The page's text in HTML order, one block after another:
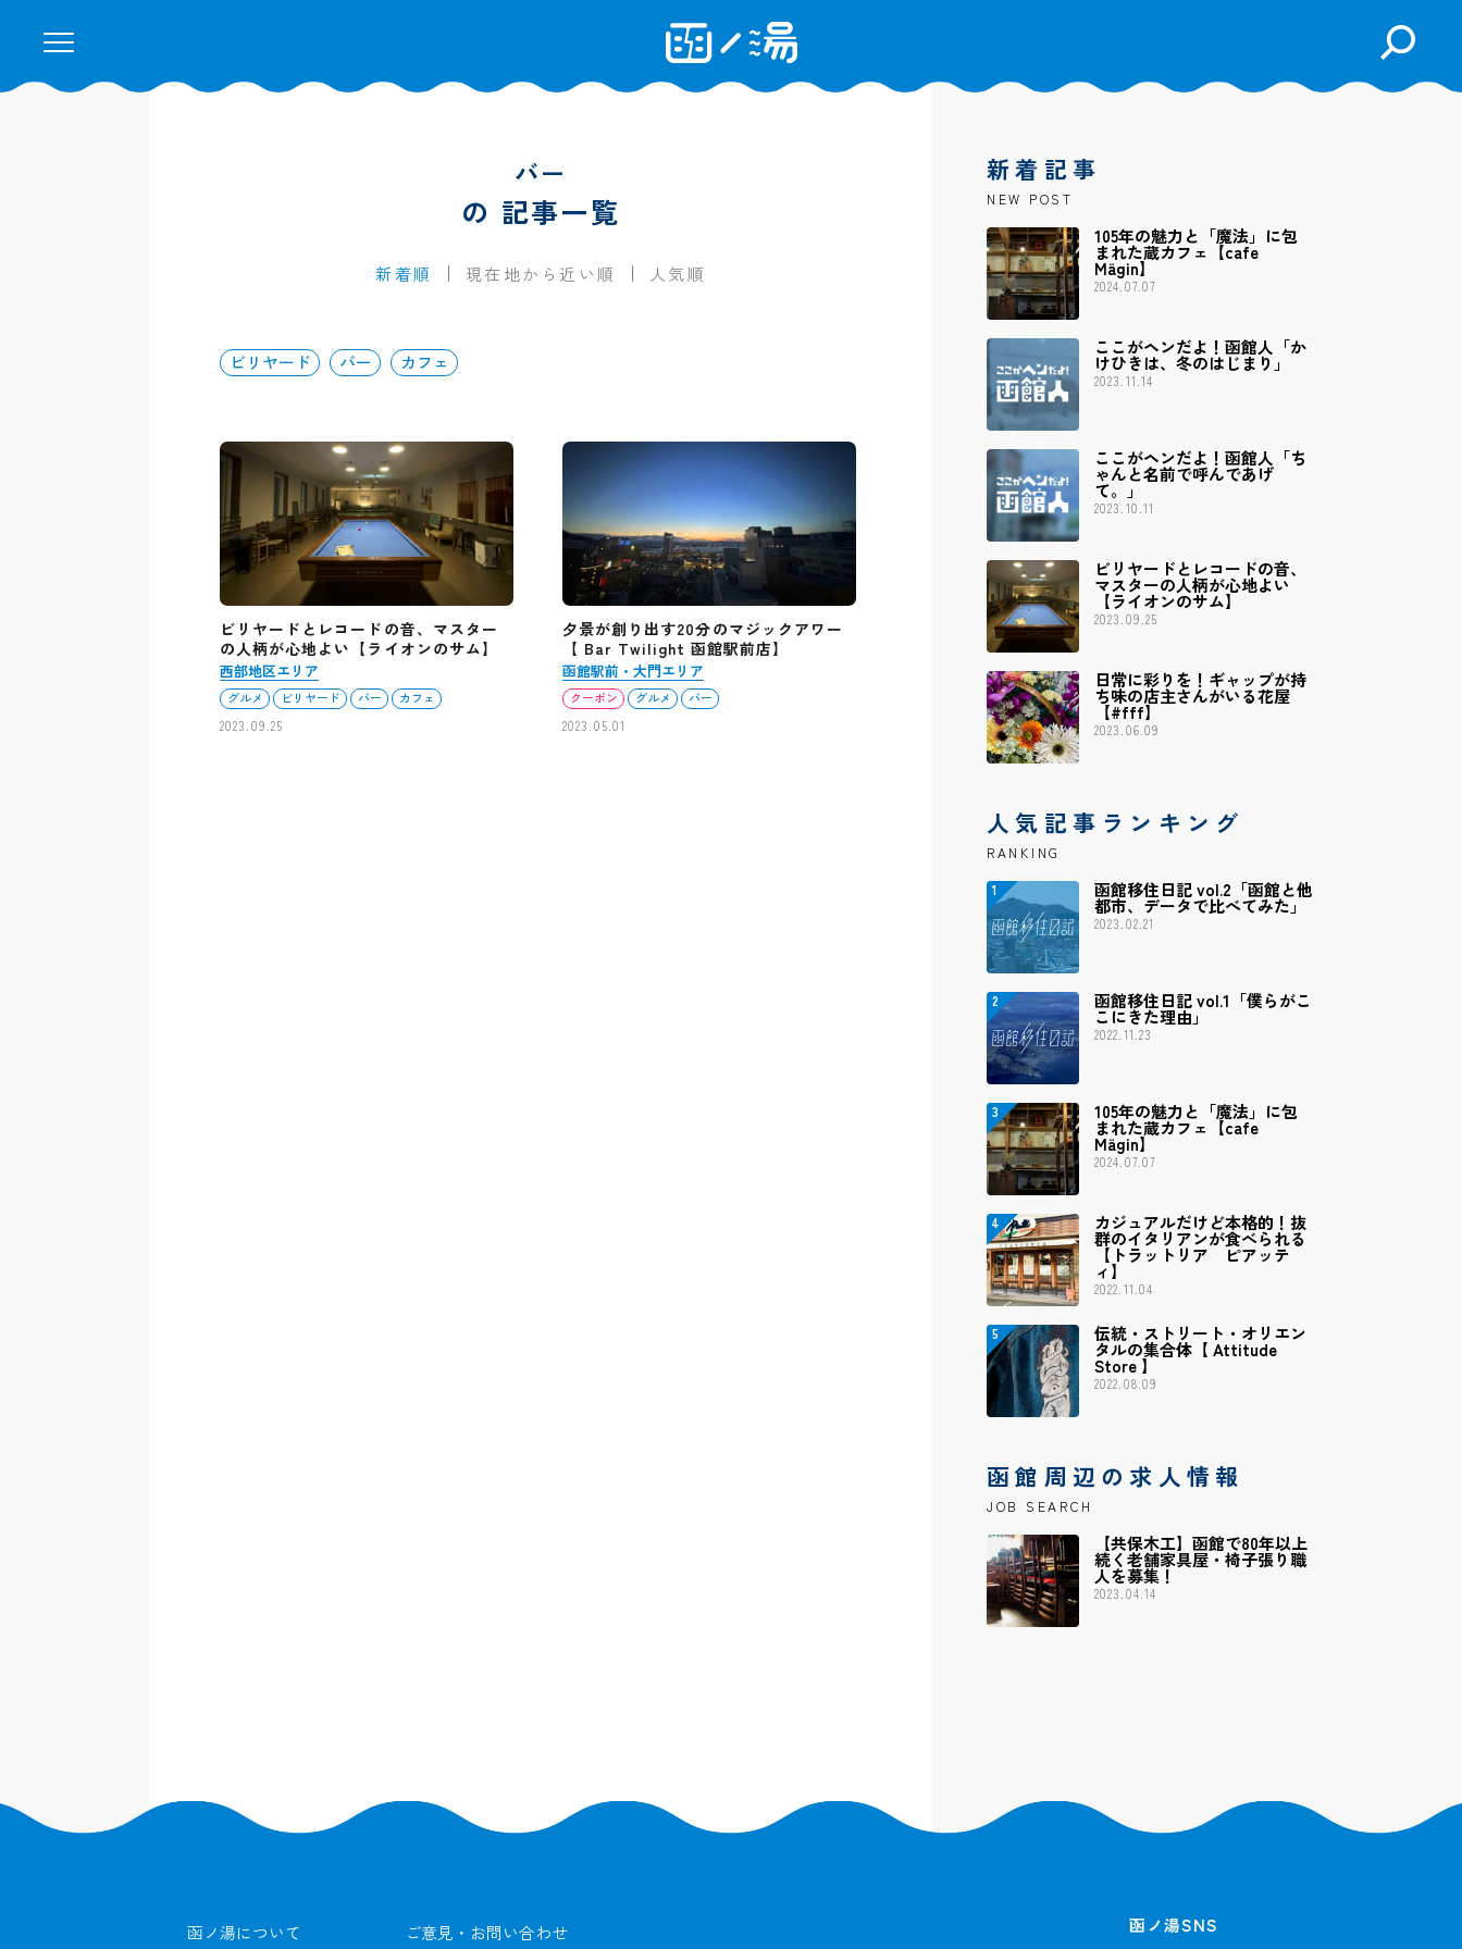
検
を
バー
の 記事一覧
新着順 現在地から近い順 人気順
ビリヤード バー カフェ
ビリヤードとレコードの音、マスター
の人柄が心地よい【ライオンのサム】
西部地区エリア
グルメ ビリヤード バー
カフェ
2023.09.25
夕景が創り出す20分のマジックアワー
【 Bar Twilight 函館駅前店】
函館駅前・大門エリア
クーポン グルメ
バー
2023.05.01
新着記事
NEW POST
105年の魅力と「魔法」に包
まれた蔵カフェ【cafe
Mägin】
2024.07.07
ここがヘンだよ！函館人「か
けひきは、冬のはじまり」
2023.11.14
ここがヘンだよ！函館人「ち
ゃんと名前で呼んであげ
て。」
2023.10.11
ビリヤードとレコードの音、
マスターの人柄が心地よい
【ライオンのサム】
2023.09.25
日常に彩りを！ギャップが持
ち味の店主さんがいる花屋
【#fff】
2023.06.09
人気記事ランキング
RANKING
函館移住日記 vol.2「函館と他
都市、データで比べてみた」
2023.02.21
函館移住日記 vol.1「僕らがこ
こにきた理由」
2022.11.23
105年の魅力と「魔法」に包
まれた蔵カフェ【cafe
Mägin】
2024.07.07
カジュアルだけど本格的！抜
群のイタリアンが食べられる
【トラットリア ピアッテ
ィ】
2022.11.04
伝統・ストリート・オリエン
タルの集合体【 Attitude
Store 】
2022.08.09
函館周辺の求人情報
JOB SEARCH
【共保木工】函館で80年以上
続く老舗家具屋・椅子張り職
人を募集！
2023.04.14
函ノ湯について ご意見・お問い合わせ 函ノ湯SNS